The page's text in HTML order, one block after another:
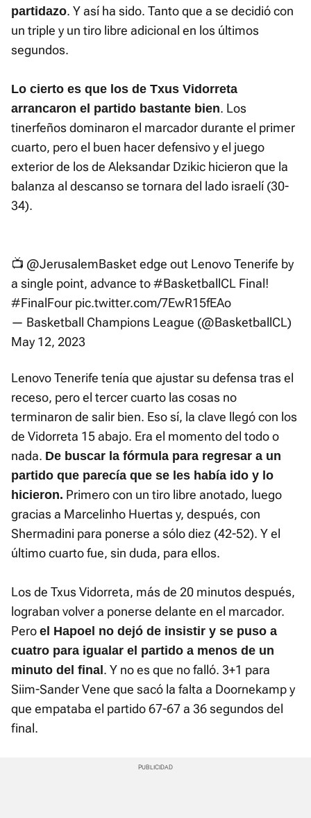
partidazo. Y así ha sido. Tanto que a se decidió con
un triple y un tiro libre adicional en los últimos
segundos.
Lo cierto es que los de Txus Vidorreta
arrancaron el partido bastante bien. Los
tinerfeños dominaron el marcador durante el primer
cuarto, pero el buen hacer defensivo y el juego
exterior de los de Aleksandar Dzikic hicieron que la
balanza al descanso se tornara del lado israelí (30-
34).
📺 @JerusalemBasketedge out Lenovo Tenerife by
a single point, advance to#BasketballCL Final!
#FinalFour pic.twitter.com/7EwR15fEAo
— Basketball Champions League (@BasketballCL)
May 12, 2023
Lenovo Tenerife tenía que ajustar su defensa tras el
receso, pero el tercer cuarto las cosas no
terminaron de salir bien. Eso sí, la clave llegó con los
de Vidorreta 15 abajo. Era el momento del todo o
nada. De buscar la fórmula para regresar a un
partido que parecía que se les había ido y lo
hicieron. Primero con un tiro libre anotado, luego
gracias a Marcelinho Huertas y, después, con
Shermadini para ponerse a sólo diez (42-52). Y el
último cuarto fue, sin duda, para ellos.
Los de Txus Vidorreta, más de 20 minutos después,
lograban volver a ponerse delante en el marcador.
Pero el Hapoel no dejó de insistir y se puso a
cuatro para igualar el partido a menos de un
minuto del final . Y no es que no falló. 3+1 para
Siim-Sander Vene que sacó la falta a Doornekamp y
que empataba el partido 67-67 a 36 segundos del
final.